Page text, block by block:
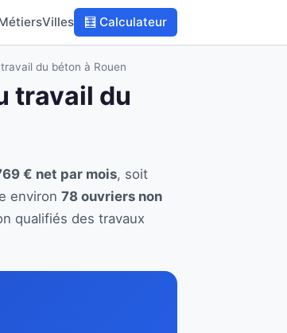
Villes 🧮 Calculateur
du béton à Rouen
travail du
€ net par mois, soit
environ 78 ouvriers non
qualifiés des travaux